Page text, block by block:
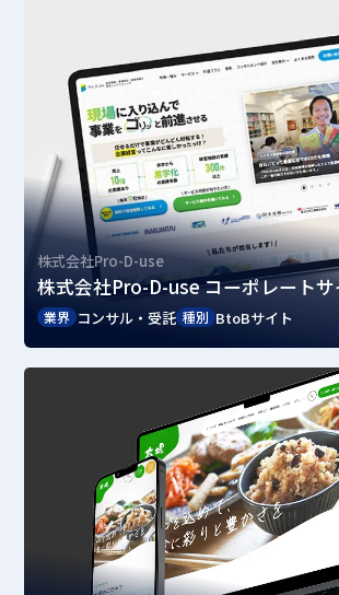
株式会社Pro-D-use
株式会社Pro-D-use コーポレート
業界 コンサル・受託 種別 BtoBサイト